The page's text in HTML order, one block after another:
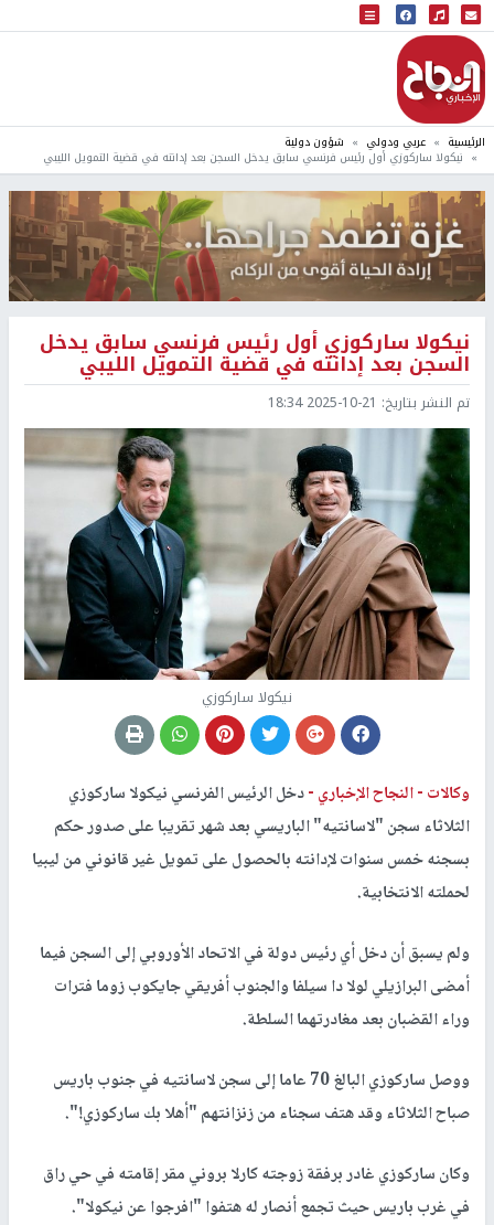
البث المباشر
إذاعة النجاح
الرئيسية عربي ودولي شؤون دولية
نيكولا ساركوزي أول رئيس فرنسي سابق يدخل السجن بعد إدانته في قضية التمويل الليبي
نيكولا ساركوزي أول رئيس فرنسي سابق يدخل
السجن بعد إدانته في قضية التمويل الليبي
تم النشر بتاريخ: 2025-10-21 18:34
نيكولا ساركوزي
وكالات -النجاح الإخباري -دخل الرئيس الفرنسي نيكولا ساركوزي
الثلاثاء سجن "لاسانتيه" الباريسي بعد شهر تقريبا على صدور حكم
بسجنه خمس سنوات لإدانته بالحصول على تمويل غير قانوني من ليبيا
لحملته الانتخابية.
ولم يسبق أن دخل أي رئيس دولة في الاتحاد الأوروبي إلى السجن فيما
أمضى البرازيلي لولا دا سيلفا والجنوب أفريقي جايكوب زوما فترات
وراء القضبان بعد مغادرتهما السلطة.
ووصل ساركوزي البالغ 70 عاما إلى سجن لاسانتيه في جنوب باريس
صباح الثلاثاء وقد هتف سجناء من زنزانتهم "أهلا بك ساركوزي!".
وكان ساركوزي غادر برفقة زوجته كارلا بروني مقر إقامته في حي راق
في غرب باريس حيث تجمع أنصار له هتفوا "افرجوا عن نيكولا".